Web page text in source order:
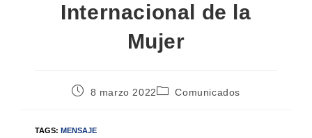
Internacional de la
Mujer
8 marzo 2022 Comunicados
TAGS: MENSAJE